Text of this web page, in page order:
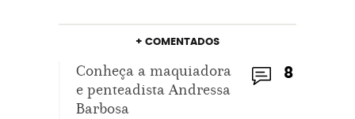
+ COMENTADOS
8
Conheça a maquiadora
e penteadista Andressa
Barbosa